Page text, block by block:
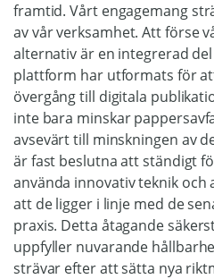
framtid. Vårt engagemang
av vår verksamhet. Att förse
alternativ är en integrerad
plattform har utformats för
övergång till digitala
inte bara minskar
avsevärt till minskningen av
är fast beslutna att ständigt
använda innovativ teknik och
att de ligger i linje med de
praxis. Detta åtagande
uppfyller nuvarande
strävar efter att sätta nya